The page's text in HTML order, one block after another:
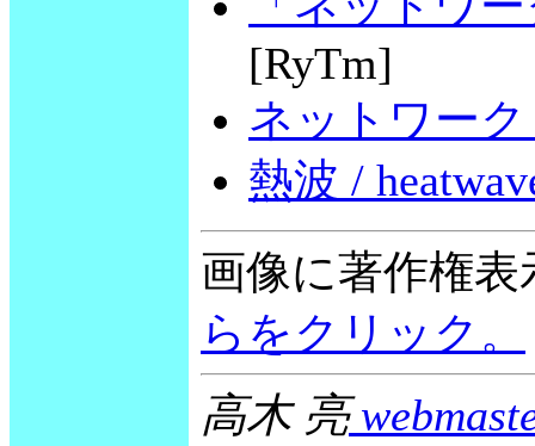
[RyTm]
ネットワー
熱波 /
画像に著作権
らをクリック。
高木 亮